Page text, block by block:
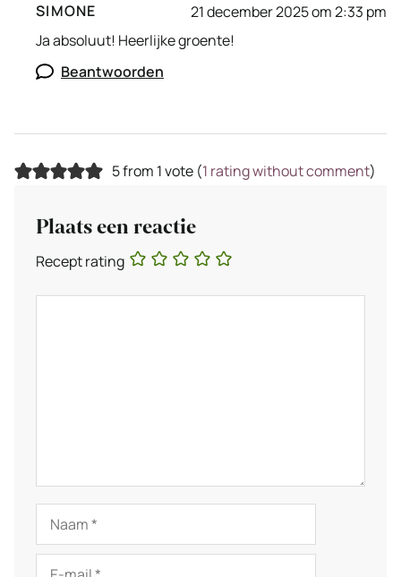
SIMONE
21 december 2025 om 2:33 pm
Ja absoluut! Heerlijke groente!
Beantwoorden
5 from 1 vote (1 rating without comment)
Plaats een reactie
Recept rating
Naam